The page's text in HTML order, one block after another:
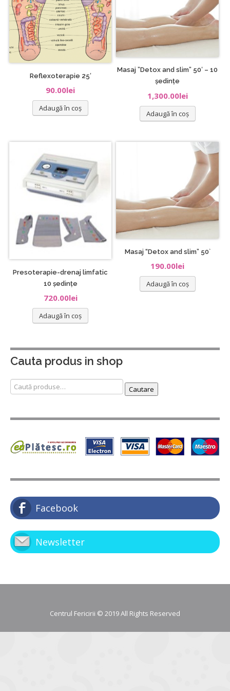
Reflexoterapie 25′
90.00lei
Adaugă în coș
Masaj ”Detox and slim” 50′ – 10
ședințe
1,300.00lei
Adaugă în coș
Presoterapie-drenaj limfatic
10 ședințe
720.00lei
Adaugă în coș
Masaj “Detox and slim” 50`
190.00lei
Adaugă în coș
Cauta produs in shop
Caută
după:
Cautare
Facebook
Newsletter
Centrul Fericirii © 2019 All Rights Reserved